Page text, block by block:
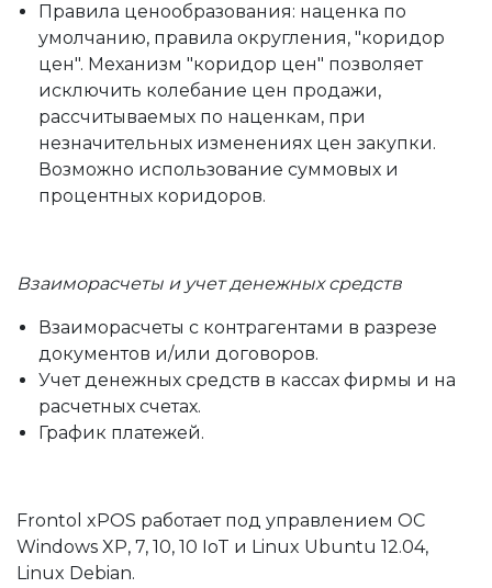
Правила ценообразования: наценка по
умолчанию, правила округления, "коридор
цен". Mеханизм "коридор цен" позволяет
исключить колебание цен продажи,
рассчитываемых по наценкам, при
незначительных изменениях цен закупки.
Возможно использование суммовых и
процентных коридоров.
Взаиморасчеты и учет денежных средств
Взаиморасчеты с контрагентами в разрезе
документов и/или договоров.
Учет денежных средств в кассах фирмы и на
расчетных счетах.
График платежей.
Frontol xPOS работает под управлением ОС
Windows XP, 7, 10, 10 IoT и Linux Ubuntu 12.04,
Linux Debian.